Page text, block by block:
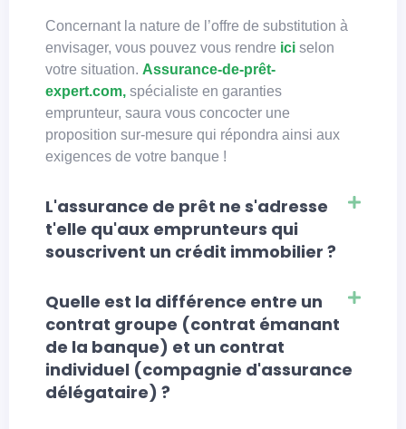
Concernant la nature de l’offre de substitution à
envisager, vous pouvez vous rendre ici selon
votre situation. Assurance-de-prêt-
expert.com, spécialiste en garanties
emprunteur, saura vous concocter une
proposition sur-mesure qui répondra ainsi aux
exigences de votre banque !
L'assurance de prêt ne s'adresse
t'elle qu'aux emprunteurs qui
souscrivent un crédit immobilier ?
Quelle est la différence entre un
contrat groupe (contrat émanant
de la banque) et un contrat
individuel (compagnie d'assurance
délégataire) ?